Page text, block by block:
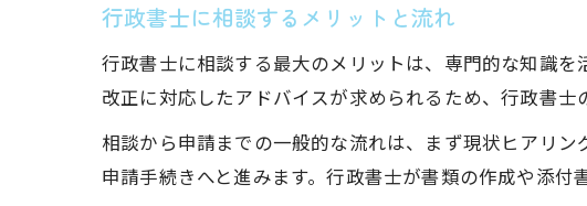
行政書士に相談するメリットと流れ
行政書士に相談する最大のメリットは、専門的な知識
改正に対応したアドバイスが求められるため、行政書士
相談から申請までの一般的な流れは、まず現状ヒアリ
申請手続きへと進みます。行政書士が書類の作成や添付